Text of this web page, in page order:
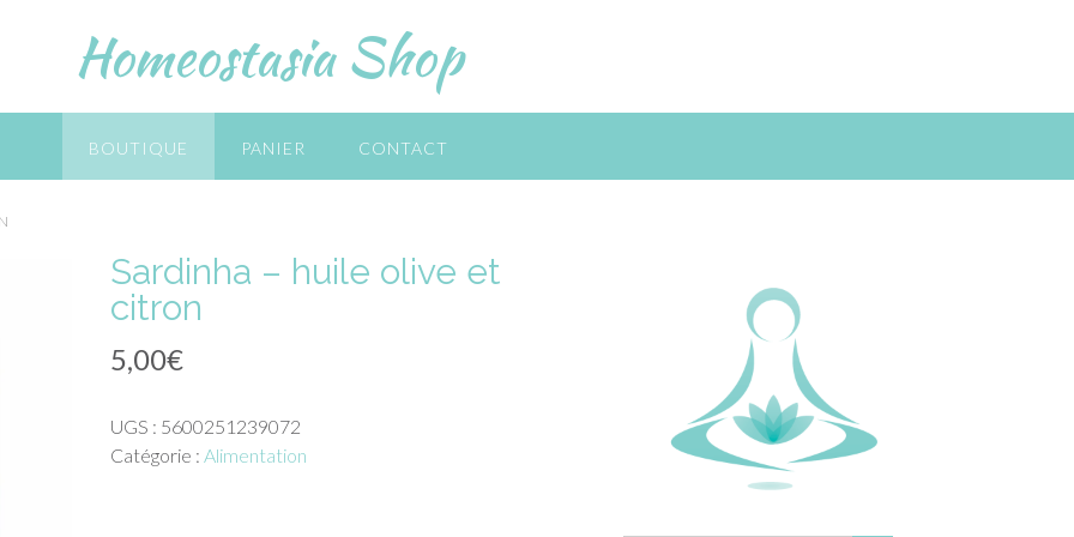
Homeostasia Shop
BOUTIQUE PANIER CONTACT
Sardinha – huile olive et
citron
5,00€
UGS : 5600251239072
Catégorie :Alimentation